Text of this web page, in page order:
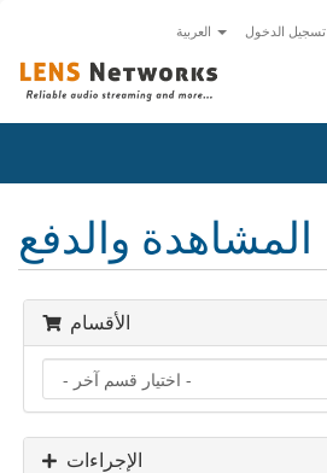
تسجيل الدخول
المشاهدة والدفع
الأقسام
الإجراءات